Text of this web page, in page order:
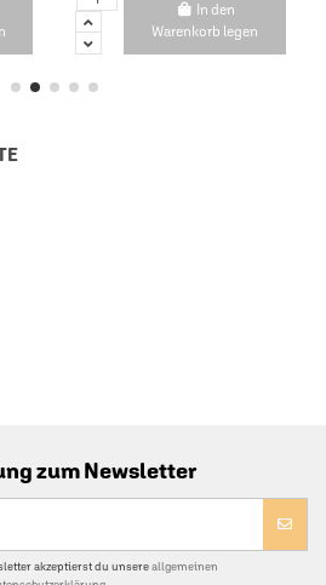
In den
Warenkorb legen
zum Newsletter
akzeptierst du unsereallgemeinen